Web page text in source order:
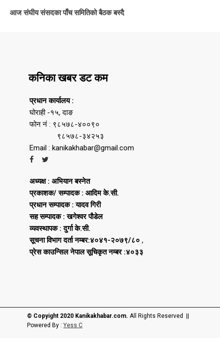
आज संघीय संसदका पाँच समितिको बैठक बस्दै
कनिका खबर डट कम
प्रधान कार्यालय :
घोराही -१५, दाङ
फोन नं : ९८५७८-४००९०
९८५७८-३४२५३
Email : kanikakhabar@gmail.com
अध्यक्ष : अभियान बस्नेत
प्रकाशक/ सम्पादक : आदिम के.सी.
प्रधान सम्पादक : यादव गिरी
सह सम्पादक : खगेश्वर पौडेल
व्यवस्थापक : दुर्गा के.सी.
सूचना विभाग दर्ता नम्बर:४०४१-२०७९/८० ,
प्रेस काउन्सिल नेपाल सूचिकृत नम्बर :४०३३
© Copyight 2020 Kanikakhabar.com. All Rights Reserved ||
Powered By : Yess C